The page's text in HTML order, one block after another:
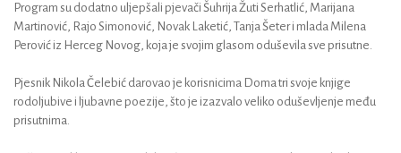
Program su dodatno uljepšali pjevači Šuhrija Žuti Serhatlić, Marijana
Martinović, Rajo Simonović, Novak Laketić, Tanja Šeter i mlada Milena
Perović iz Herceg Novog, koja je svojim glasom oduševila sve prisutne.
Pjesnik Nikola Čelebić darovao je korisnicima Doma tri svoje knjige
rodoljubive i ljubavne poezije, što je izazvalo veliko oduševljenje među
prisutnima.